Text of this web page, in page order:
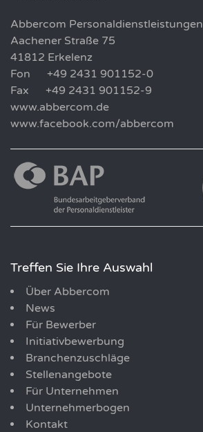
Abbercom Personaldienstleistungen
Aachener Straße 75
41812 Erkelenz
Fon +49 2431 901152-0
Fax +49 2431 901152-9
www.abbercom.de
www.facebook.com/abbercom
Treffen Sie Ihre Auswahl
Über Abbercom
News
Für Bewerber
Initiativbewerbung
Branchenzuschläge
Stellenangebote
Für Unternehmen
Unternehmerbogen
Kontakt